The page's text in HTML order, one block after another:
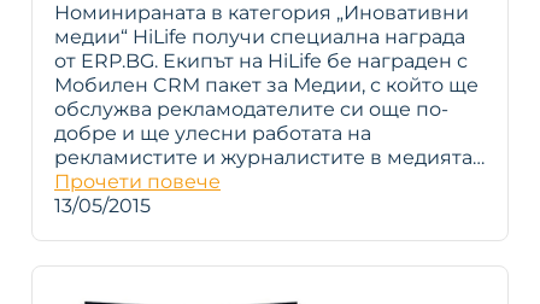
Номинираната в категория „Иновативни
медии“ HiLife получи специална награда
от ERP.BG. Екипът на HiLife бе награден с
Мобилен CRM пакет за Медии, с който ще
обслужва рекламодателите си още по-
добре и ще улесни работата на
рекламистите и журналистите в медията…
Прочети повече
13/05/2015